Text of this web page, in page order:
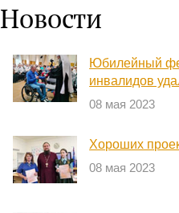
Новости
Юбилейный
инвалидов
08 мая 2023
Хороших
08 мая 2023